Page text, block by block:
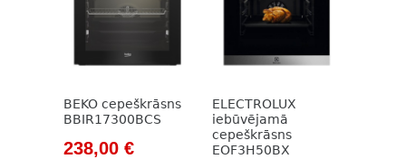
BEKO cepeškrāsns
BBIR17300BCS
Original
238,00 €Current
ELECTROLUX
iebūvējamā
cepeškrāsns
EOF3H50BX